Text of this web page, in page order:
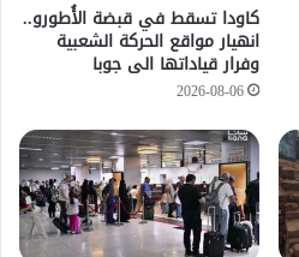
كاودا تسقط في قبضة الأُطورو..
انهيار مواقع الحركة الشعبية
وفرار قياداتها الى جوبا
2026-08-06